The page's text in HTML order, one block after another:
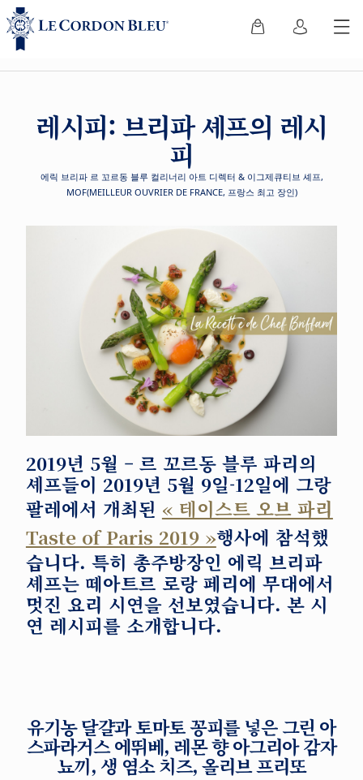
레시피: 브리파 셰프의 레시
피
에릭 브리파 르 꼬르동 블루 컬리너리 아트 디렉터 & 이그제큐티브 셰프,
MOF(MEILLEUR OUVRIER DE FRANCE, 프랑스 최고 장인)
2019년 5월 – 르 꼬르동 블루 파리의
셰프들이 2019년 5월 9일-12일에 그랑
팔레에서 개최된 « 테이스트 오브 파리
Taste of Paris 2019 »행사에 참석했
습니다. 특히 총주방장인 에릭 브리파
셰프는 떼아트르 로랑 페리에 무대에서
멋진 요리 시연을 선보였습니다. 본 시
연 레시피를 소개합니다.
유기농 달걀과 토마토 꽁피를 넣은 그린 아
스파라거스 에뛰베, 레몬 향 아그리아 감자
뇨끼, 생 염소 치즈, 올리브 프리또